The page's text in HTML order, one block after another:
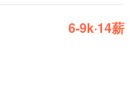
6-9k·14薪